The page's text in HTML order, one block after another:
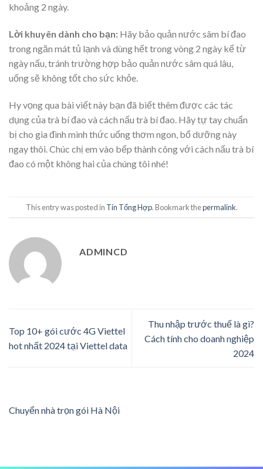
khoảng 2 ngày.
Lời khuyên dành cho bạn: Hãy bảo quản nước sâm bí đao
trong ngăn mát tủ lạnh và dùng hết trong vòng 2 ngày kể từ
ngày nấu, tránh trường hợp bảo quản nước sâm quá lâu,
uống sẽ không tốt cho sức khỏe.
Hy vọng qua bài viết này bạn đã biết thêm được các tác
dụng của trà bí đao và cách nấu trà bí đao. Hãy tự tay chuẩn
bị cho gia đình mình thức uống thơm ngon, bổ dưỡng này
ngay thôi. Chúc chị em vào bếp thành công với cách nấu trà bí
đao có một không hai của chúng tôi nhé!
This entry was posted in Tin Tổng Hợp. Bookmark thepermalink.
ADMINCD
Top 10+ gói cước 4G Viettel
hot nhất 2024 tại Viettel data
Thu nhập trước thuế là gì?
Cách tính cho doanh nghiệp
2024
Chuyển nhà trọn gói Hà Nội